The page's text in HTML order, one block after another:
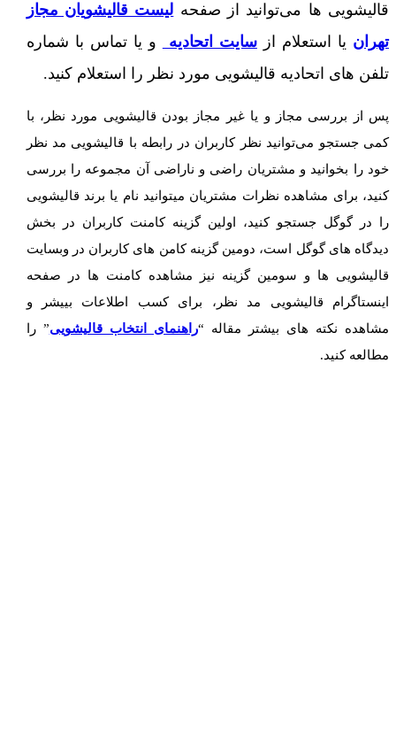
قالیشویی ها می‌توانید از صفحه لیست قالیشویان مجاز
تهران یا استعلام ازسایت اتحادیه
و یا تماس با شماره
تلفن های اتحادیه قالیشویی مورد نظر را استعلام کنید.
پس از بررسی مجاز و یا غیر مجاز بودن قالیشویی مورد نظر، با
کمی جستجو می‌توانید نظر کاربران در رابطه با قالیشویی مد نظر
خود را بخوانید و مشتریان راضی و ناراضی آن مجموعه را بررسی
کنید، برای مشاهده نظرات مشتریان میتوانید نام یا برند قالیشویی
را در گوگل جستجو کنید، اولین گزینه کامنت کاربران در بخش
دیدگاه های گوگل است، دومین گزینه کامن های کاربران در وبسایت
قالیشویی ها و سومین گزینه نیز مشاهده کامنت ها در صفحه
اینستاگرام قالیشویی مد نظر، برای کسب اطلاعات بییشر و
مشاهده نکته های بیشتر مقاله “راهنمای انتخاب قالیشویی” را
مطالعه کنید.